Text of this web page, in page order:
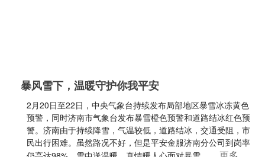
暴风雪下，温暖守护你我平安
2月20日至22日，中央气象台持续发布局部地区暴雪冰冻黄色
预警，同时济南市气象台发布暴雪橙色预警和道路结冰红色预
警。济南由于持续降雪，气温较低，道路结冰，交通受阻，市
民出行困难。虽然路况不好，但是平安金服济南分公司到岗率